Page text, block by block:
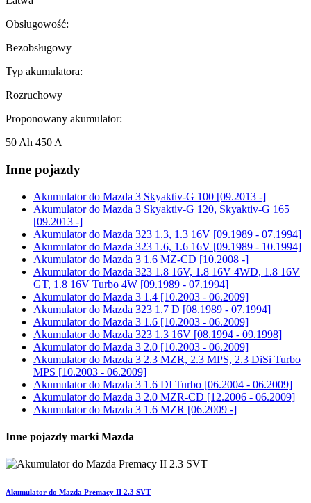
Obsługowość:
Bezobsługowy
Typ akumulatora:
Rozruchowy
Proponowany akumulator:
50 Ah 450 A
Inne pojazdy
Akumulator do Mazda 3 Skyaktiv-G 100 [09.2013 -]
Akumulator do Mazda 3 Skyaktiv-G 120, Skyaktiv-G 165
[09.2013 -]
Akumulator do Mazda 323 1.3, 1.3 16V [09.1989 - 07.1994]
Akumulator do Mazda 323 1.6, 1.6 16V [09.1989 - 10.1994]
Akumulator do Mazda 3 1.6 MZ-CD [10.2008 -]
Akumulator do Mazda 323 1.8 16V, 1.8 16V 4WD, 1.8 16V
GT, 1.8 16V Turbo 4W [09.1989 - 07.1994]
Akumulator do Mazda 3 1.4 [10.2003 - 06.2009]
Akumulator do Mazda 323 1.7 D [08.1989 - 07.1994]
Akumulator do Mazda 3 1.6 [10.2003 - 06.2009]
Akumulator do Mazda 323 1.3 16V [08.1994 - 09.1998]
Akumulator do Mazda 3 2.0 [10.2003 - 06.2009]
Akumulator do Mazda 3 2.3 MZR, 2.3 MPS, 2.3 DiSi Turbo
MPS [10.2003 - 06.2009]
Akumulator do Mazda 3 1.6 DI Turbo [06.2004 - 06.2009]
Akumulator do Mazda 3 2.0 MZR-CD [12.2006 - 06.2009]
Akumulator do Mazda 3 1.6 MZR [06.2009 -]
Inne pojazdy marki Mazda
Akumulator do Mazda Premacy II 2.3 SVT